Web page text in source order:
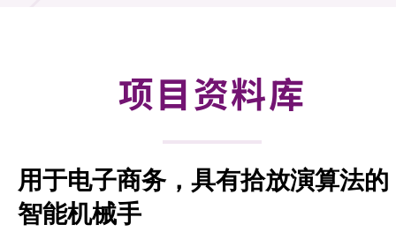
资助计划
项目资料库
项目资料库
用于电子商务，具有拾放演算法的
智能机械手